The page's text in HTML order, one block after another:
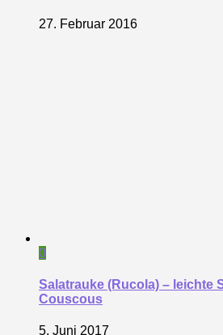
27. Februar 2016
0
Salatrauke (Rucola) – leichte
Couscous
5. Juni 2017